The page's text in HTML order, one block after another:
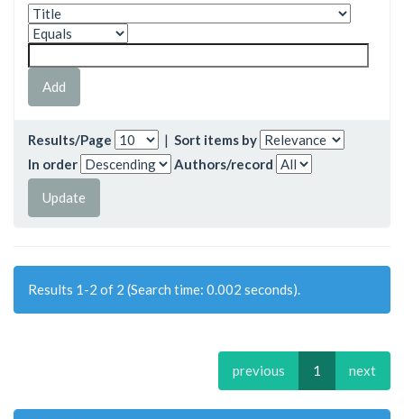
Results/Page | Sort items by
In order
Authors/record
Results 1-2 of 2 (Search time: 0.002 seconds).
previous 1 next